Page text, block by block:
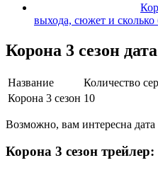
выхода, сюжет и сколько
Корона 3 сезон
Название Количество
Корона 3 сезон 10
Возможно, вам интересна
Корона 3 сезон трейлер: